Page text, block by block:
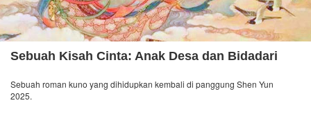
Sebuah Kisah Cinta: Anak Desa dan Bidadari
Sebuah roman kuno yang dihidupkan kembali di panggung Shen Yun
2025.